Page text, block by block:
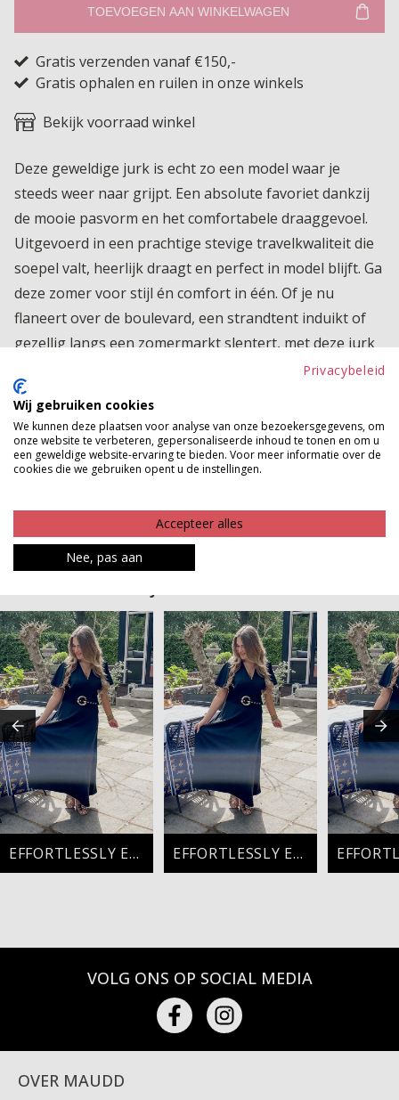
TOEVOEGEN AAN WINKELWAGEN
Gratis verzenden vanaf €150,-
Gratis ophalen en ruilen in onze winkels
Bekijk voorraad winkel
Deze geweldige jurk is echt zo een model waar je
steeds weer naar grijpt. Een absolute favoriet dankzij
de mooie pasvorm en het comfortabele draaggevoel.
Uitgevoerd in een prachtige stevige travelkwaliteit die
soepel valt, heerlijk draagt en perfect in model blijft. Ga
deze zomer voor stijl én comfort in één. Of je nu
flaneert over de boulevard, een strandtent induikt of
gezellig langs een zomermarkt slentert, met deze jurk
zie je er altijd moeiteloos verzorgd en vrouwelijk uit. De
flatterende fit en luxe uitstraling maken dit een echte
must-have voor zonnige dagen waarop je er
fantastisch uit wilt zien zonder in te leveren op
comfort.
Product kenmerken
Betaalinformatie
EFFORTLESSLY ELEGANT EFFORTLESSLY ELEGANT
VOLG ONS OP SOCIAL MEDIA
OVER MAUDD
Privacybeleid
Wij gebruiken cookies
We kunnen deze plaatsen voor analyse van onze bezoekersgegevens, om
onze website te verbeteren, gepersonaliseerde inhoud te tonen en om u
een geweldige website-ervaring te bieden. Voor meer informatie over de
cookies die we gebruiken opent u de instellingen.
Accepteer alles
Nee, pas aan